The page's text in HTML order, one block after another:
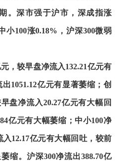
。深市强于沪市，深成指涨
小100涨0.18%，沪深300微弱
，较早盘净流入132.21亿元有
1051.12亿元有显著萎缩；创
盘净流入20.27亿元有大幅回
亿元有大幅萎缩；中小100净
12.17亿元有大幅回吐，较前
缩。沪深300净流出388.70亿